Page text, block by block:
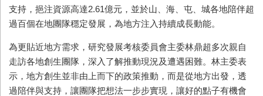
支持，挹注資源高達2.61億元，並於山、海、屯、城各地陪伴超
過百個在地團隊穩定發展，為地方注入持續成長動能。
為更貼近地方需求，研究發展考核委員會主委林鼎超多次親自
走訪各地創生團隊，深入了解推動現況及遭遇困難。林主委表
示，地方創生並非由上而下的政策推動，而是從地方出發，透
過陪伴與支持，讓團隊把想法一步步實現，讓好的點子有機會